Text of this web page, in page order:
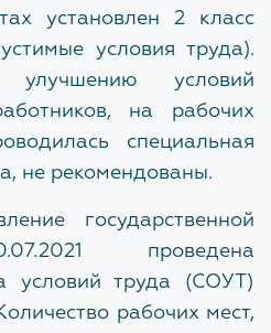
ВОПРОСЫ
установлен 2 класс
условия труда).
условий
на рабочих
специальная
не рекомендованы.
государственной
проведена
условий труда (СОУТ)
рабочих мест,